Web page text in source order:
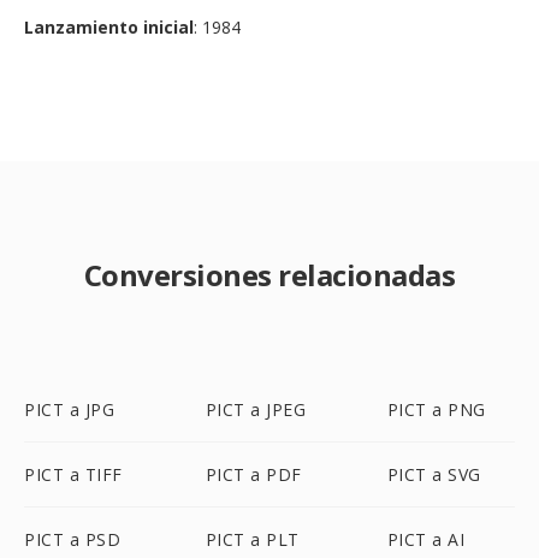
Lanzamiento inicial: 1984
Conversiones relacionadas
PICT a JPG PICT a JPEG PICT a PNG
PICT a TIFF PICT a PDF PICT a SVG
PICT a PSD PICT a PLT PICT a AI